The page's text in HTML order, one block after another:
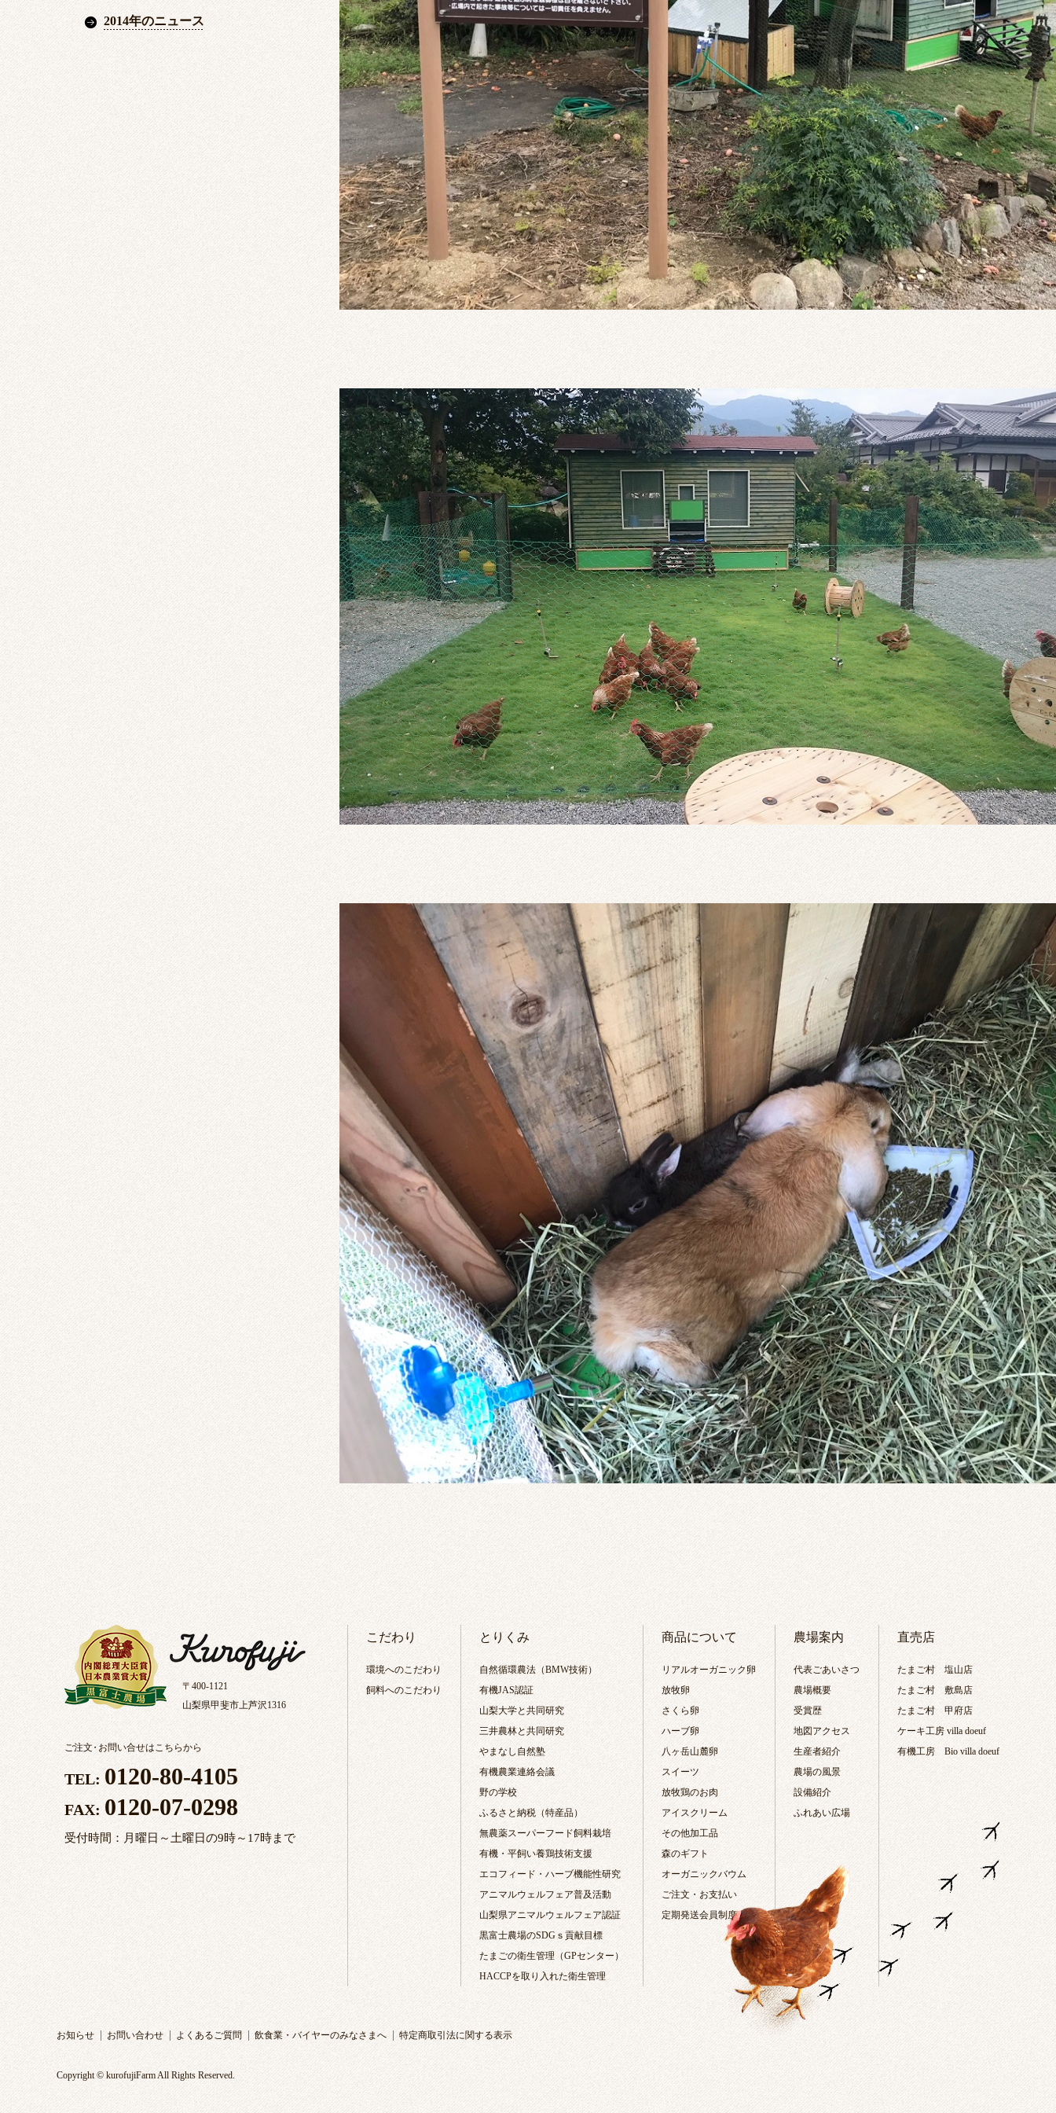
2014年のニュース
〒400-1121
山梨県甲斐市上芦沢1316
ご注文・お問い合せはこちらから
TEL: 0120-80-4105
FAX: 0120-07-0298
受付時間：月曜日～土曜日の9時～17時まで
こだわり
環境へのこだわり
飼料へのこだわり
とりくみ
自然循環農法（BMW技術）
有機JAS認証
山梨大学と共同研究
三井農林と共同研究
やまなし自然塾
有機農業連絡会議
野の学校
ふるさと納税（特産品）
無農薬スーパーフード飼料栽培
有機・平飼い養鶏技術支援
エコフィード・ハーブ機能性研究
アニマルウェルフェア普及活動
山梨県アニマルウェルフェア認証
黒富士農場のSDGｓ貢献目標
たまごの衛生管理（GPセンター）
HACCPを取り入れた衛生管理
商品について
リアルオーガニック卵
放牧卵
さくら卵
ハーブ卵
八ヶ岳山麓卵
スイーツ
放牧鶏のお肉
アイスクリーム
その他加工品
森のギフト
オーガニックバウム
ご注文・お支払い
定期発送会員制度
農場案内
代表ごあいさつ
農場概要
受賞歴
地図アクセス
生産者紹介
農場の風景
設備紹介
ふれあい広場
直売店
たまご村 塩山店
たまご村 敷島店
たまご村 甲府店
ケーキ工房 villa doeuf
有機工房 Bio villa doeuf
お知らせ お問い合わせ よくあるご質問 飲食業・バイヤーのみなさまへ 特定商取引法に関する表示
Copyright © kurofujiFarm All Rights Reserved.